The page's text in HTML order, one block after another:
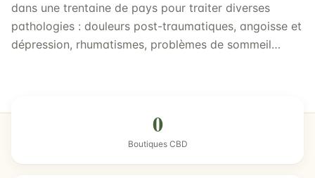
dans une trentaine de pays pour traiter diverses
pathologies : douleurs post-traumatiques, angoisse et
dépression, rhumatismes, problèmes de sommeil…
0
Boutiques CBD